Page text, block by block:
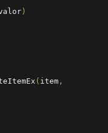
)
( item ,